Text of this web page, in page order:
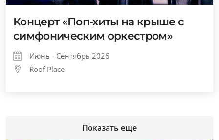
Концерт «Поп-хиты на крыше с
симфоническим оркестром»
Июнь - Сентябрь 2026
Roof Place
Показать еще